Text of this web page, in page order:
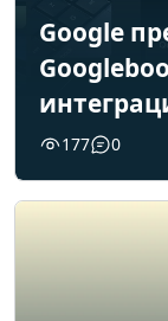
Google
177 0